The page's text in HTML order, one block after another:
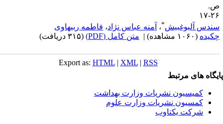
۱۷
آلبوغبیش* ،آمنه عباس نژاد ،فاطمه ربیهاوی
(۱۰۶۰ مشاهده) | متن کامل (PDF) (۳۱۵ دریافت)
Export as:HTML |XML|RSS
های مرتبط
کمیسیون نشریات وزارت بهداشت
کمسیون نشریات وزارت علوم
شرکت یکتاوب